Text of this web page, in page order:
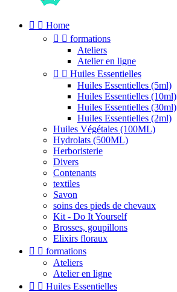
  Home
  formations
Ateliers
Atelier en ligne
  Huiles Essentielles
Huiles Essentielles (5ml)
Huiles Essentielles (10ml)
Huiles Essentielles (30ml)
Huiles Essentielles (2ml)
Huiles Végétales (100ML)
Hydrolats (500ML)
Herboristerie
Divers
Contenants
textiles
Savon
soins des pieds de chevaux
Kit - Do It Yourself
Brosses, goupillons
Elixirs floraux
  formations
Ateliers
Atelier en ligne
  Huiles Essentielles